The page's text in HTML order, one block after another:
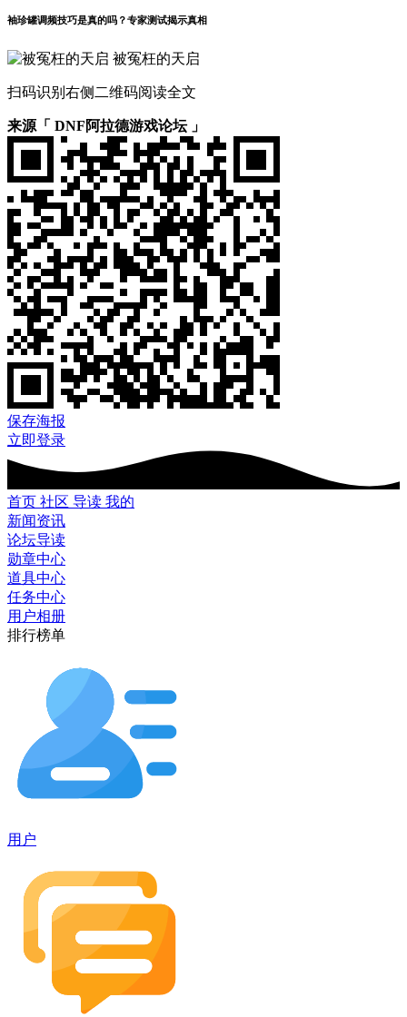
袖珍罐调频技巧是真的吗？专家测试揭示真相
被冤枉的天启
扫码识别右侧二维码阅读全文
来源「 DNF阿拉德游戏论坛 」
保存海报
立即登录
首页 社区 导读 我的
新闻资讯
论坛导读
勋章中心
道具中心
任务中心
用户相册
排行榜单
用户